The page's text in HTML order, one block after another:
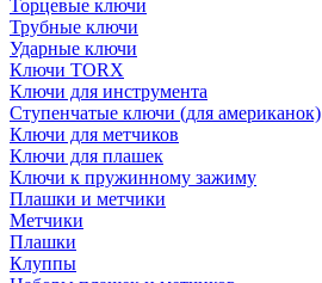
Торцевые ключи
Трубные ключи
Ударные ключи
Ключи TORX
Ключи для инструмента
Ступенчатые ключи (для американок)
Ключи для метчиков
Ключи для плашек
Ключи к пружинному зажиму
Плашки и метчики
Метчики
Плашки
Клуппы